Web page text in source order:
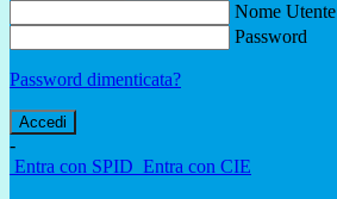
Nome Utente
Password
Password dimenticata?
-
Entra con SPID Entra con CIE